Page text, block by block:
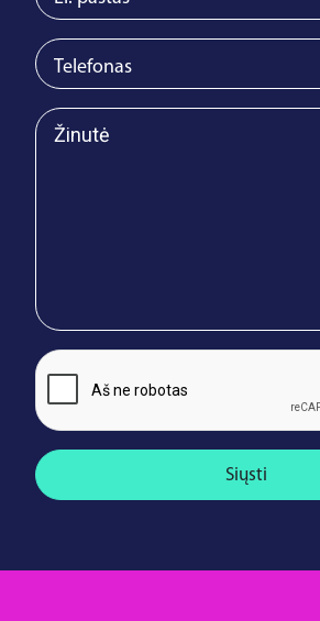
Siųsti